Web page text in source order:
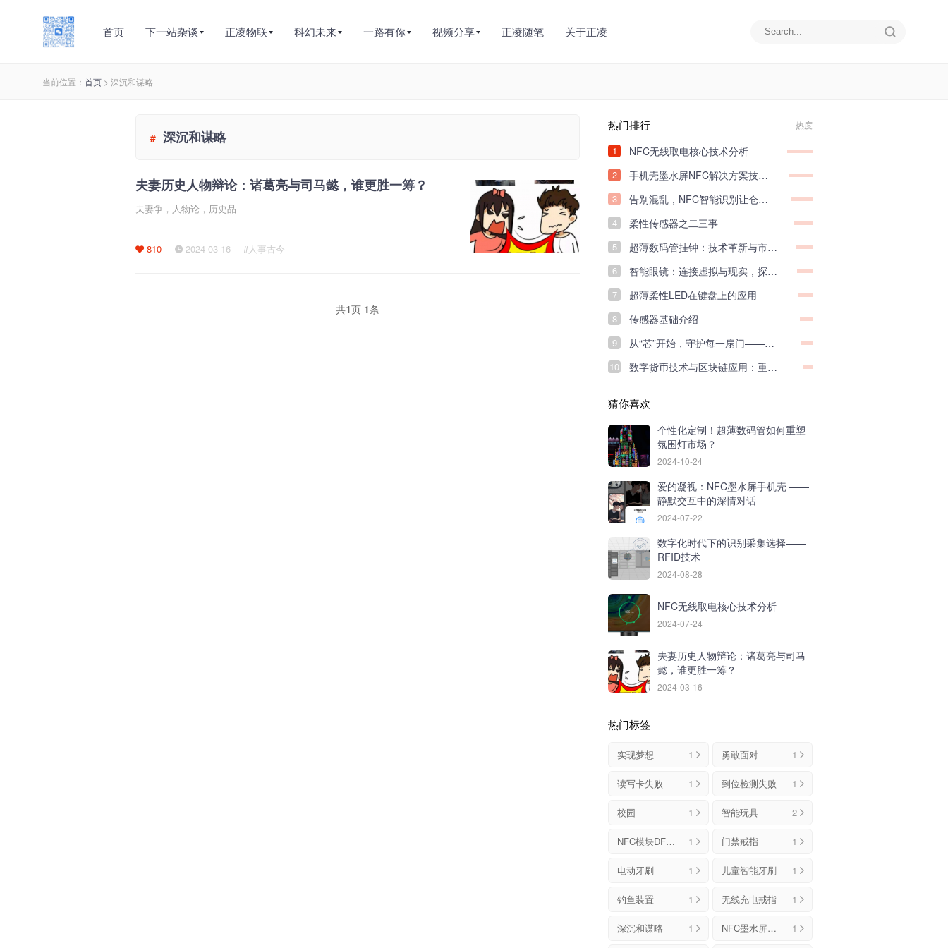
首页 下一站杂谈 正凌物联 科幻未来 一路有你 视频分享 正凌随笔 关于正凌
当前位置： 首页 > 深沉和谋略
# 深沉和谋略
夫妻历史人物辩论：诸葛亮与司马懿，谁更胜一筹？
夫妻争，人物论，历史品
810 2024-03-16 #人事古今
共1页 1条
热门排行 热度
1 NFC无线取电核心技术分析
2 手机壳墨水屏NFC解决方案技术分享
3 告别混乱，NFC智能识别让仓储管理井井有条
4 柔性传感器之二三事
5 超薄数码管挂钟：技术革新与市场应用深度剖析
6 智能眼镜：连接虚拟与现实，探索物联网无限可能
7 超薄柔性LED在键盘上的应用
8 传感器基础介绍
9 从“芯”开始，守护每一扇门——弱功率NFC模块的力量！
10 数字货币技术与区块链应用：重塑金融未来的双引擎
猜你喜欢
个性化定制！超薄数码管如何重塑
氛围灯市场？
2024-10-24
爱的凝视：NFC墨水屏手机壳 ——
静默交互中的深情对话
2024-07-22
数字化时代下的识别采集选择——
RFID技术
2024-08-28
NFC无线取电核心技术分析
2024-07-24
夫妻历史人物辩论：诸葛亮与司马
懿，谁更胜一筹？
2024-03-16
热门标签
实现梦想 1 勇敢面对 1
读写卡失败 1 到位检测失败 1
校园 1 智能玩具 2
NFC模块DFMANFC 1 门禁戒指 1
电动牙刷 1 儿童智能牙刷 1
钓鱼装置 1 无线充电戒指 1
深沉和谋略 1 NFC墨水屏手机壳 1